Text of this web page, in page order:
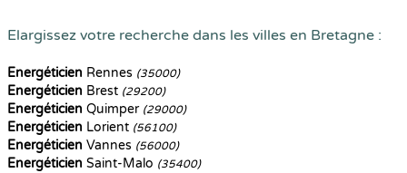
Elargissez votre recherche dans les villes en Bretagne :
Energéticien Rennes (35000)
Energéticien Brest (29200)
Energéticien Quimper (29000)
Energéticien Lorient (56100)
Energéticien Vannes (56000)
Energéticien Saint-Malo (35400)